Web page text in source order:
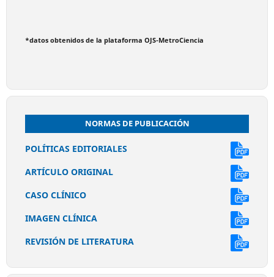
*datos obtenidos de la plataforma OJS-MetroCiencia
NORMAS DE PUBLICACIÓN
POLÍTICAS EDITORIALES
ARTÍCULO ORIGINAL
CASO CLÍNICO
IMAGEN CLÍNICA
REVISIÓN DE LITERATURA